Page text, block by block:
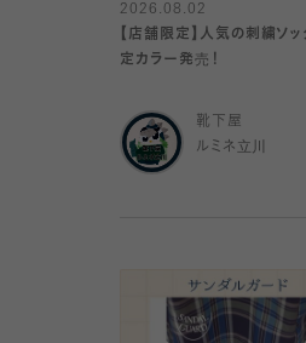
2026.08.02
【店舗限定】人気の刺繍ソッ
定カラー発売！
靴下屋
ルミネ立川